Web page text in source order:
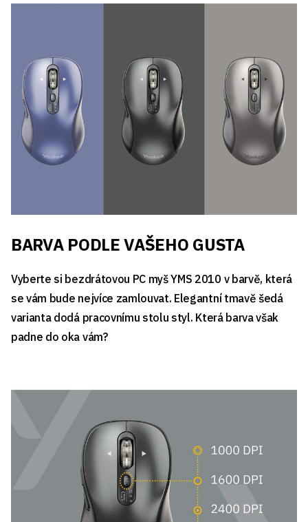
BARVA PODLE VAŠEHO GUSTA
Vyberte si bezdrátovou PC myš YMS 2010 v barvě, která
se vám bude nejvíce zamlouvat. Elegantní tmavě šedá
varianta dodá pracovnímu stolu styl. Která barva však
padne do oka vám?